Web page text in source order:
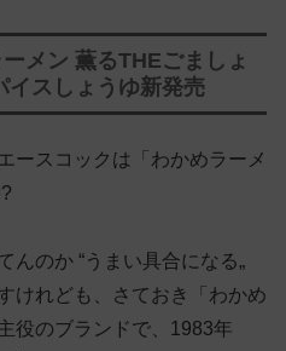
メン 薫るTHEごましょ
イスしょうゆ新発売
ースコックは「わかめラーメ
んのか “うまい具合になる„
けれども、さておき「わかめ
役のブランドで、1983年